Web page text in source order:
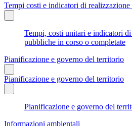
Tempi costi e indicatori di
Tempi, costi unitari e indicatori
pubbliche in corso o completate
Pianificazione e governo del territorio
Pianificazione e governo del territorio
Pianificazione e governo del
Informazioni ambientali